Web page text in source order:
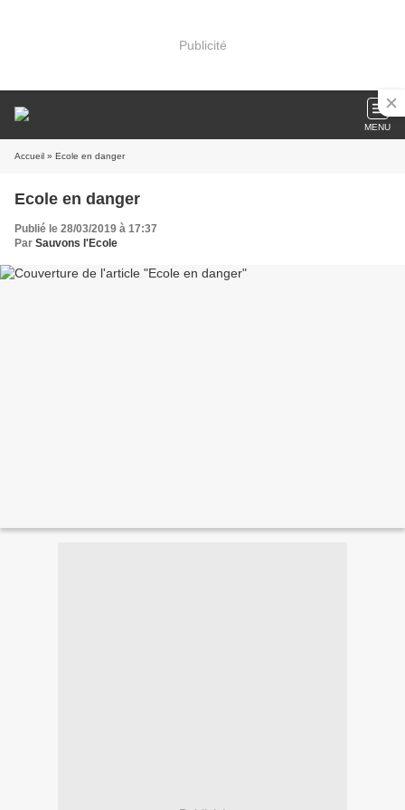
Publicité
MENU
Accueil » Ecole en danger
Ecole en danger
Publié le 28/03/2019 à 17:37
Par Sauvons l'Ecole